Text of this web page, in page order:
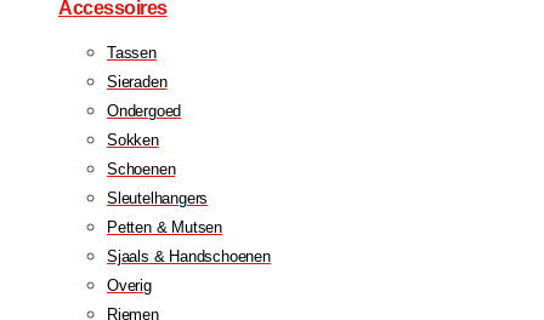
Accessoires
Tassen
Sieraden
Ondergoed
Sokken
Schoenen
Sleutelhangers
Petten & Mutsen
Sjaals & Handschoenen
Overig
Riemen